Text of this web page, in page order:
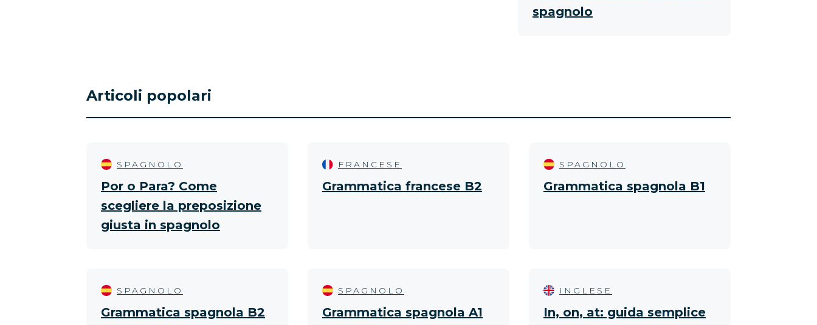
spagnolo
Articoli popolari
SPAGNOLO
Por o Para? Come
scegliere la preposizione
giusta in spagnolo
FRANCESE
Grammatica francese B2
SPAGNOLO
Grammatica spagnola B1
SPAGNOLO
Grammatica spagnola B2
SPAGNOLO
Grammatica spagnola A1
INGLESE
In, on, at: guida semplice